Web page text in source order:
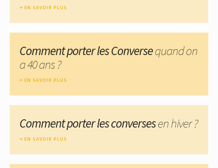
EN SAVOIR PLUS
Comment porter les Conversequand on
a 40 ans ?
EN SAVOIR PLUS
Comment porter les conversesen hiver ?
EN SAVOIR PLUS